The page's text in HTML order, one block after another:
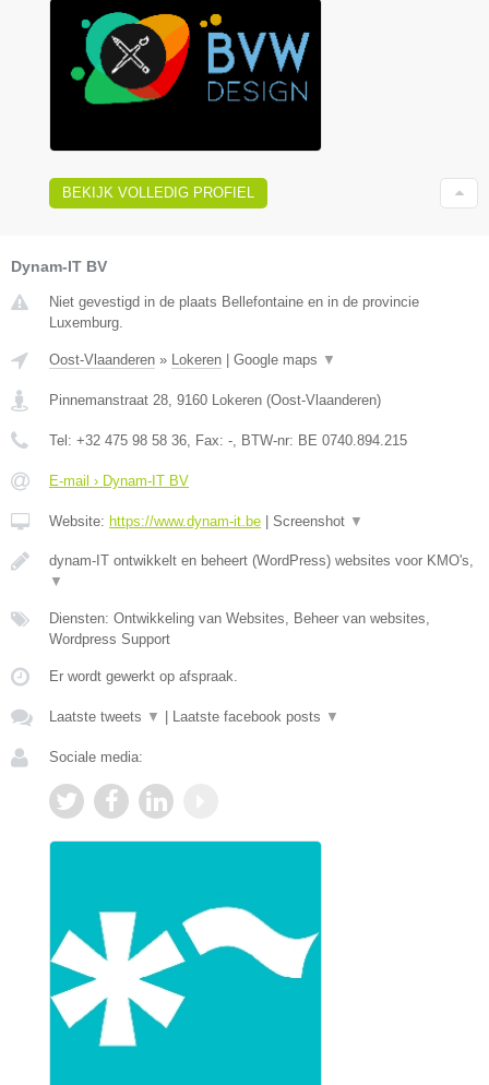
BEKIJK VOLLEDIG PROFIEL
Dynam-IT BV
Niet gevestigd in de plaats Bellefontaine en in de provincie
Luxemburg.
Oost-Vlaanderen » Lokeren | Google maps ▼
Pinnemanstraat 28 9160 Lokeren (Oost-Vlaanderen)
Tel: +32 475 98 58 36 , Fax: - , BTW-nr: BE 0740.894.215
E-mail › Dynam-IT BV
Website: https://www.dynam-it.be | Screenshot ▼
dynam-IT ontwikkelt en beheert (WordPress) websites voor KMO's,
▼
Diensten: Ontwikkeling van Websites, Beheer van websites,
Wordpress Support
Er wordt gewerkt op afspraak.
Laatste tweets ▼ | Laatste facebook posts ▼
Sociale media: